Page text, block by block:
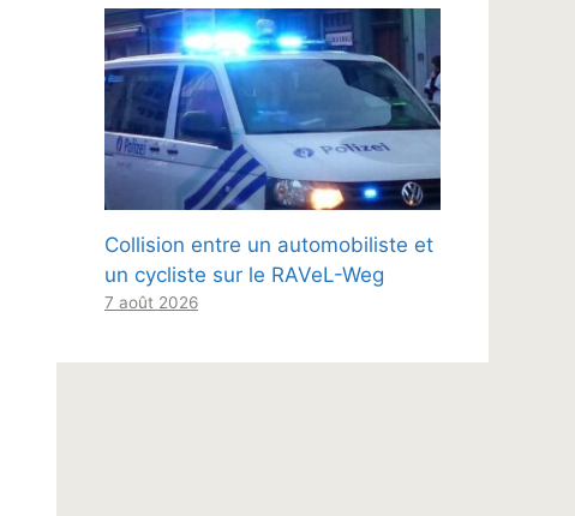
Collision entre un automobiliste et
un cycliste sur le RAVeL-Weg
7 août 2026